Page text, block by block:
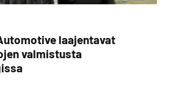
laajentavat
valmistusta